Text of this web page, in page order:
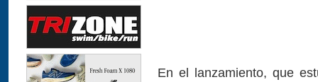
En el lanzamiento, que